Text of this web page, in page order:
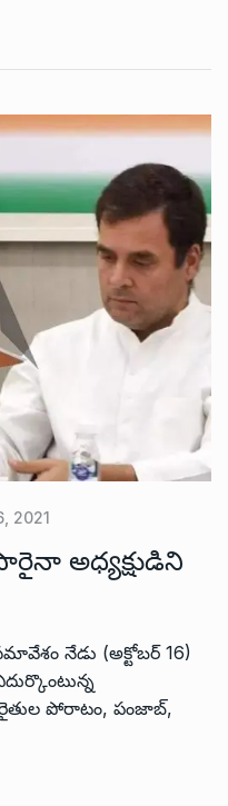
2021
అధ్యక్షుడిని
నేడు (అక్టోబర్ 16)
రైతుల పోరాటం, పంజాబ్,